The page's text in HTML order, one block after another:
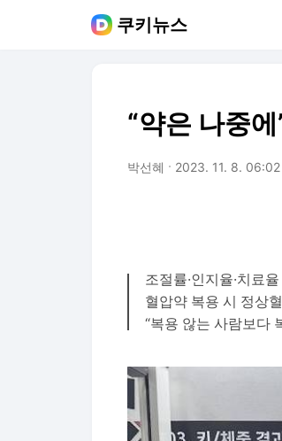
쿠키뉴스
“약은 나중
박선혜 2023. 11. 8. 06:02
조절률·인지율·치료
혈압약 복용 시 정상
“복용 않는 사람보다